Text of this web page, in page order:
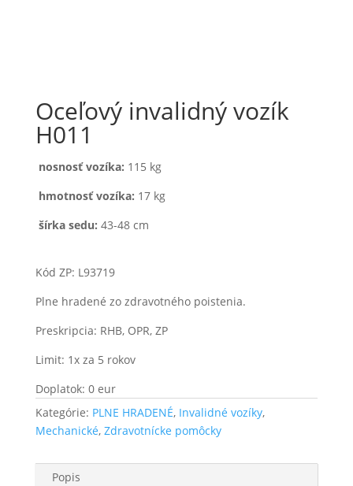
Oceľový invalidný vozík
H011
nosnosť vozíka: 115 kg
hmotnosť vozíka: 17 kg
šírka sedu: 43-48 cm
Kód ZP: L93719
Plne hradené zo zdravotného poistenia.
Preskripcia: RHB, OPR, ZP
Limit: 1x za 5 rokov
Doplatok: 0 eur
Kategórie: PLNE HRADENÉ, Invalidné vozíky,
Mechanické, Zdravotnícke pomôcky
Popis